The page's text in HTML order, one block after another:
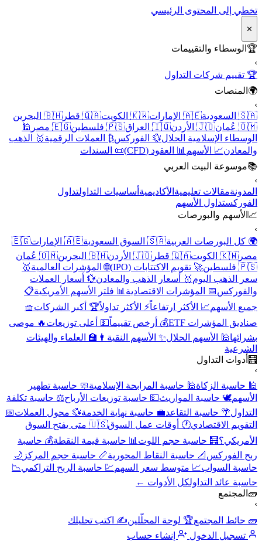
تخطي إلى المحتوى الرئيسي
✕
🏆الوسطاء والتقييمات
🏆 تقييم شركات التداول
🌍المنصات
🇸🇦 السعودية
🇦🇪 الإمارات 🇰🇼 الكويت 🇶🇦 قطر
🇧🇭 البحرين
🇴🇲 عُمان
🇯🇴 الأردن 🇮🇶 العراق 🇵🇸 فلسطين 🇪🇬 مصر
🕌
الوسطاء الإسلامية الحلال 💱 الفوركس ₿ العملات الرقمية🥇 الذهب
والمعادن📈 الأسهم📊 العقود (CFD)
📜 السندات
📚موسوعة البيت العربي
المدونةمقالات تعليميةالأكاديميةأساسيات التداولتداول
الفوركستداول الأسهم
📈الأسهم والبورصات
🌍 كل البورصات العربية🇸🇦 السوق السعودية 🇦🇪 الإمارات
🇪🇬
مصر 🇰🇼 الكويت 🇶🇦 قطر 🇯🇴 الأردن 🇧🇭 البحرين
🇴🇲 عُمان
🇵🇸 فلسطين
🚀 تقويم الاكتتابات (IPO) 🌐 المؤشرات العالمية🥇
سعر الذهب اليوم🥇 أسعار الذهب والمعادن💱 أسعار العملات
والفوركس 📅 المؤشرات الاقتصادية📊 فلتر الأسهم الأمريكية📋
جميع الأسهم📈 الأكثر ارتفاعاً⚡ الأكثر تداولاً🏆 أكبر الشركات🧺
صناديق المؤشرات ETF
💰 أرخص تقييماً💵 أعلى توزيعات🔥 موصى
بشرائها🕌 الأسهم الحلال ✨ الأسهم النقية👨‍🏫 العلماء والهيئات
الشرعية
🧮أدوات التداول
🕌 حاسبة الزكاة🕌 حاسبة المرابحة الإسلامية🧼 حاسبة تطهير
الأسهم🕊️ حاسبة المواريث💵 حاسبة توزيعات الأرباح⚖️ حاسبة تكلفة
التداول 🌴 حاسبة التقاعد💼 حاسبة نهاية الخدمة💱 محول العملات📅
التقويم الاقتصادي🕐 أوقات عمل السوق
🇺🇸 متى يفتح السوق
الأمريكي؟🧮 حاسبة حجم اللوت📊 حاسبة قيمة النقطة💰 حاسبة
ربح الفوركس 📐 حاسبة النقاط المحورية📏 حاسبة حجم المركز 🌙
حاسبة السواب📈 متوسط سعر السهم💹 حاسبة الربح التراكمي 📉
حاسبة عائد التداولكل الأدوات ←
🧱المجتمع
🧱 حائط المجتمع🏆 لوحة المحلّلين✍️ اكتب تحليلك
تسجيل الدخول
إنشاء حساب